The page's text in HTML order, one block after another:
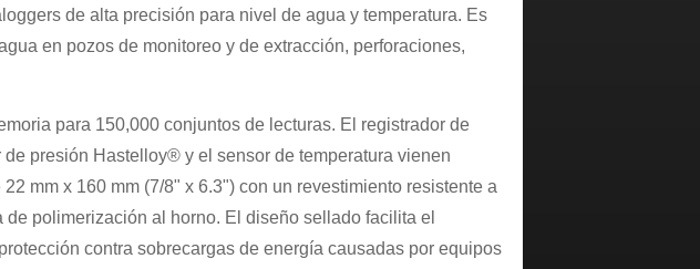
de alta precisión para nivel de agua y temperatura. Es
en pozos de monitoreo y de extracción, perforaciones,
para 150,000 conjuntos de lecturas. El registrador de
presión Hastelloy® y el sensor de temperatura vienen
mm x 160 mm (7/8" x 6.3") con un revestimiento resistente a
polimerización al horno. El diseño sellado facilita el
contra sobrecargas de energía causadas por equipos